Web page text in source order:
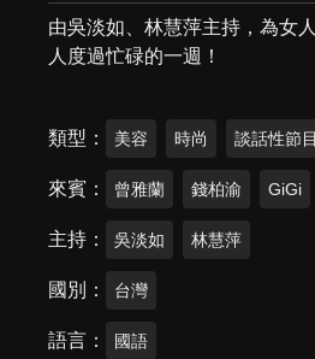
由吳淡如、林慧萍主持，為女
人度過忙碌的一週！
類型 美容 時尚 談話性節目
來賓 曾雅蘭 錢柏渝 GiGi
主持 吳淡如 林慧萍
國別 台灣
語言 國語